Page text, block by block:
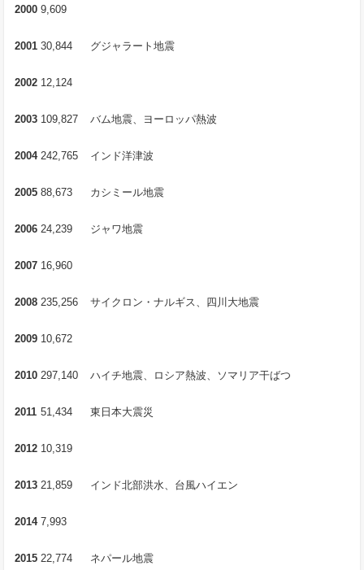
2000 9,609
2001 30,844 グジャラート地震
2002 12,124
2003 109,827 バム地震、ヨーロッパ熱波
2004 242,765 インド洋津波
2005 88,673 カシミール地震
2006 24,239 ジャワ地震
2007 16,960
2008 235,256 サイクロン・ナルギス、四川大地震
2009 10,672
2010 297,140 ハイチ地震、ロシア熱波、ソマリア干ばつ
2011 51,434 東日本大震災
2012 10,319
2013 21,859 インド北部洪水、台風ハイエン
2014 7,993
2015 22,774 ネパール地震